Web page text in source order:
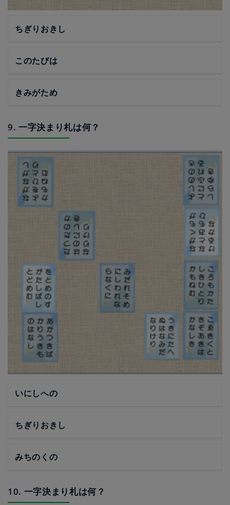
ちぎりおきし
このたびは
きみがため
9. 一字決まり札は何？
いにしへの
ちぎりおきし
みちのくの
10. 一字決まり札は何？